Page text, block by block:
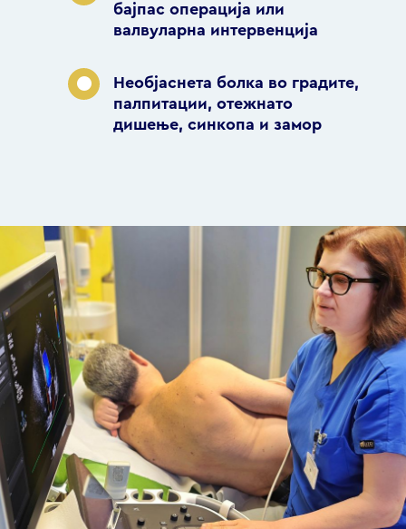
бајпас операција или
валвуларна интервенција
Необјаснета болка во градите,
палпитации, отежнато
дишење, синкопа и замор